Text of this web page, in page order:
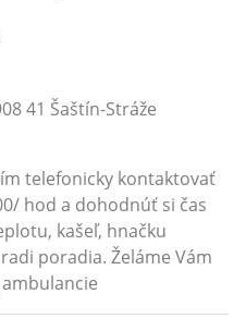
41 Šaštín-Stráže
telefonicky kontaktovať
hod a dohodnúť si čas
kašeľ, hnačku
poradia. Želáme Vám